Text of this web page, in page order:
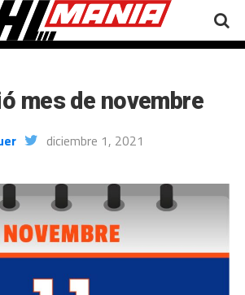
mes de novembre
diciembre 1, 2021